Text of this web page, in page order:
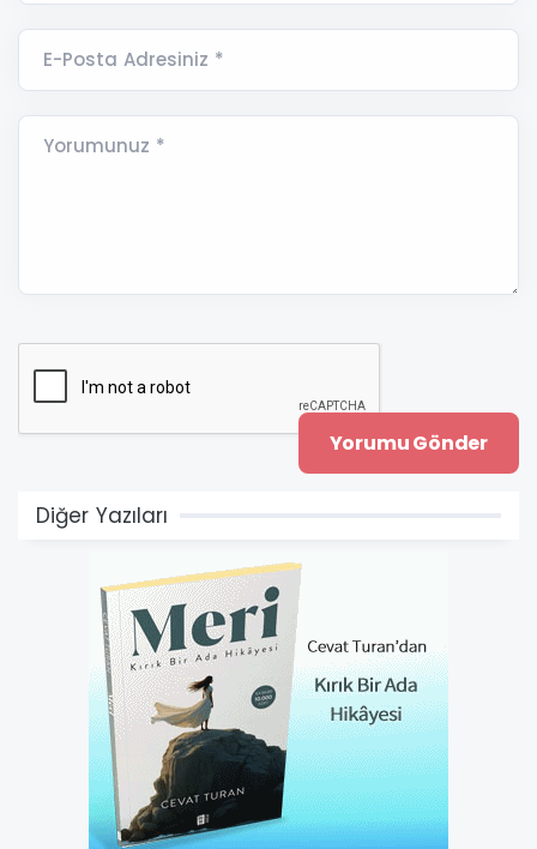
E-Posta Adresiniz *
Yorumunuz *
Diğer Yazıları